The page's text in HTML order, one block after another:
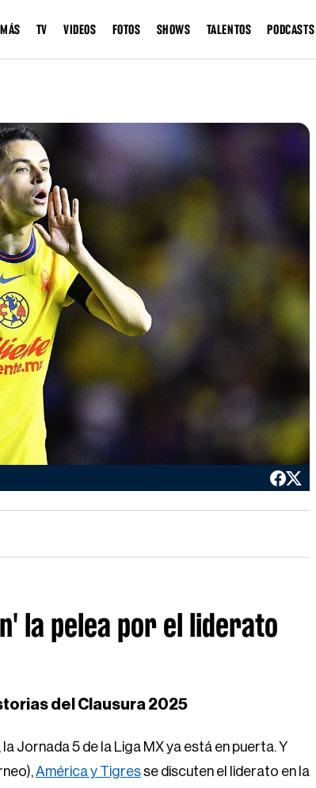
MÁS TV VIDEOS FOTOS SHOWS TALENTOS PODCASTS
la pelea por el liderato
del Clausura 2025
Jornada 5 de la Liga MX ya está en puerta. Y
América y Tigresse discuten el liderato en la